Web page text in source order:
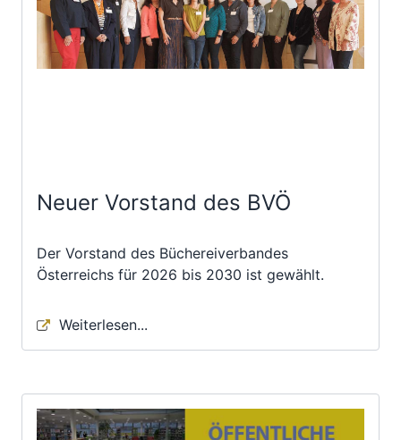
Neuer Vorstand des BVÖ
Der Vorstand des Büchereiverbandes
Österreichs für 2026 bis 2030 ist gewählt.
Weiterlesen...